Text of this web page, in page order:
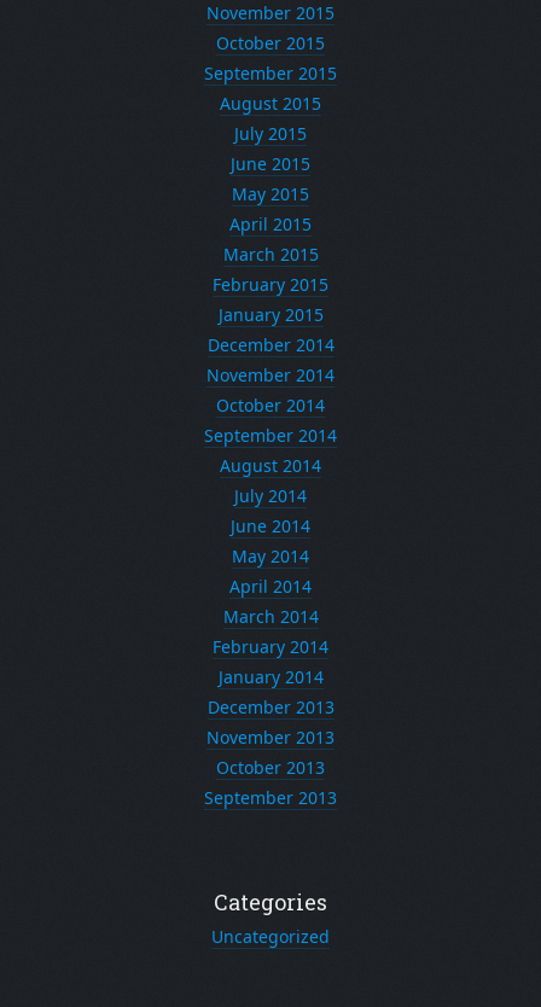
November 2015
October 2015
September 2015
August 2015
July 2015
June 2015
May 2015
April 2015
March 2015
February 2015
January 2015
December 2014
November 2014
October 2014
September 2014
August 2014
July 2014
June 2014
May 2014
April 2014
March 2014
February 2014
January 2014
December 2013
November 2013
October 2013
September 2013
Categories
Uncategorized